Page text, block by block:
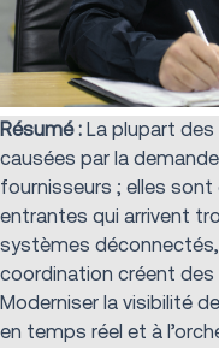
Résumé : La plupart
causées par la
fournisseurs ; elles
entrantes qui arrivent
systèmes
coordination créent
Moderniser la visibilité
en temps réel et à